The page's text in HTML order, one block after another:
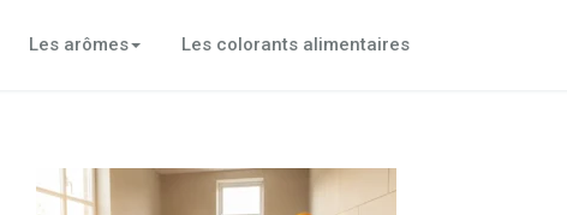
Les arômes Les colorants alimentaires